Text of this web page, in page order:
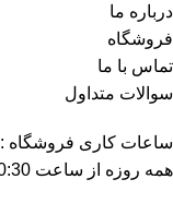
درباره ما
فروشگاه
تماس با ما
سوالات متداول
ساعات کاری فروشگاه :
همه روزه از ساعت 10:30 الی 21:30